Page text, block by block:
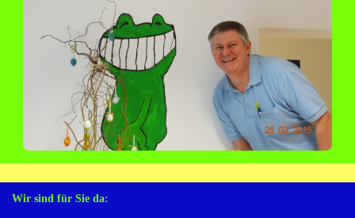
Wir sind für Sie da: